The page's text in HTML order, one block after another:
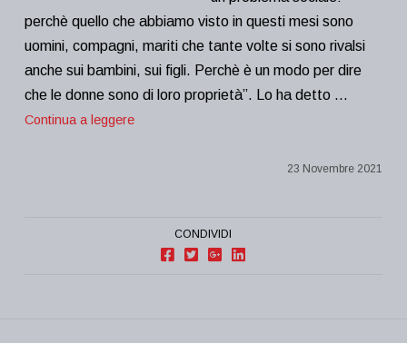
perchè quello che abbiamo visto in questi mesi sono
uomini, compagni, mariti che tante volte si sono rivalsi
anche sui bambini, sui figli. Perchè è un modo per dire
che le donne sono di loro proprietà”. Lo ha detto …
Continua a leggere
23 Novembre 2021
CONDIVIDI